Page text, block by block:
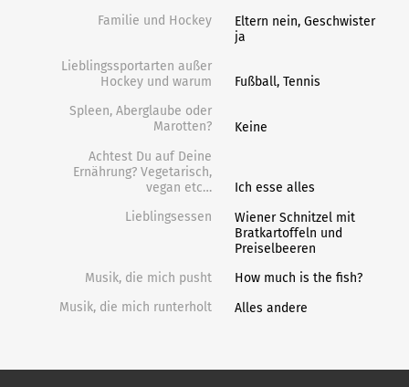
Familie und Hockey
Eltern nein, Geschwister
ja
Lieblingssportarten außer
Hockey und warum
Fußball, Tennis
Spleen, Aberglaube oder
Marotten?
Keine
Achtest Du auf Deine
Ernährung? Vegetarisch,
vegan etc…
Ich esse alles
Lieblingsessen
Wiener Schnitzel mit
Bratkartoffeln und
Preiselbeeren
Musik, die mich pusht
How much is the fish?
Musik, die mich runterholt
Alles andere